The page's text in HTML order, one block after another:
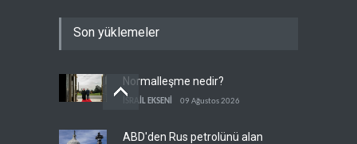
Son yüklemeler
Normalleşme nedir?
İSRAİL EKSENİ 09 Ağustos 2026
ABD'den Rus petrolünü alan